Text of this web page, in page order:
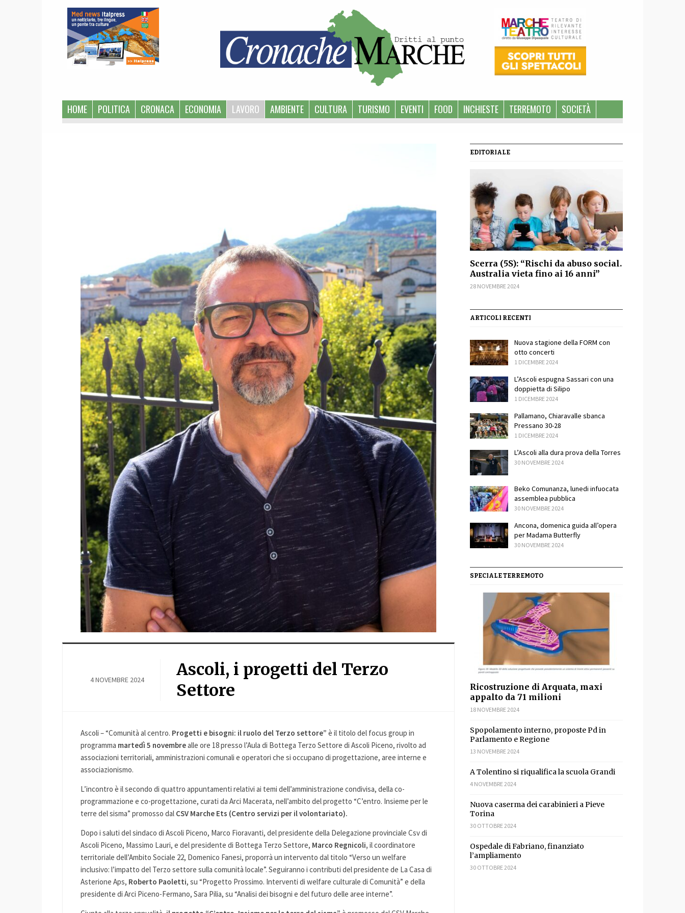
HOME POLITICA CRONACA ECONOMIA LAVORO AMBIENTE CULTURA TURISMO EVENTI FOOD INCHIESTE TERREMOTO SOCIETÀ
4 NOVEMBRE 2024
Ascoli, i progetti del Terzo
Settore
Ascoli – “Comunità al centro. Progetti e bisogni: il ruolo del Terzo settore” è il titolo del focus group in
programma martedì 5 novembrealle ore 18 presso l’Aula di Bottega Terzo Settore di Ascoli Piceno, rivolto ad
associazioni territoriali, amministrazioni comunali e operatori che si occupano di progettazione, aree interne e
associazionismo.
L’incontro è il secondo di quattro appuntamenti relativi ai temi dell’amministrazione condivisa, della co-
programmazione e co-progettazione, curati da Arci Macerata, nell’ambito del progetto “C’entro. Insieme per le
terre del sisma” promosso dal CSV Marche Ets (Centro servizi per il volontariato).
Dopo i saluti del sindaco di Ascoli Piceno, Marco Fioravanti, del presidente della Delegazione provinciale Csv di
Ascoli Piceno, Massimo Lauri, e del presidente di Bottega Terzo Settore, Marco Regnicoli, il coordinatore
territoriale dell’Ambito Sociale 22, Domenico Fanesi, proporrà un intervento dal titolo “Verso un welfare
inclusivo: l’impatto del Terzo settore sulla comunità locale”. Seguiranno i contributi del presidente de La Casa di
Asterione Aps, Roberto Paoletti, su “Progetto Prossimo. Interventi di welfare culturale di Comunità” e della
presidente di Arci Piceno-Fermano, Sara Pilia, su “Analisi dei bisogni e del futuro delle aree interne”.
EDITORIALE
Scerra (5S): “Rischi da abuso social.
Australia vieta fino ai 16 anni”
28 NOVEMBRE 2024
ARTICOLI RECENTI
Nuova stagione della FORM con
otto concerti
1 DICEMBRE 2024
L’Ascoli espugna Sassari con una
doppietta di Silipo
1 DICEMBRE 2024
Pallamano, Chiaravalle sbanca
Pressano 30-28
1 DICEMBRE 2024
L’Ascoli alla dura prova della Torres
30 NOVEMBRE 2024
Beko Comunanza, lunedi infuocata
assemblea pubblica
30 NOVEMBRE 2024
Ancona, domenica guida all’opera
per Madama Butterfly
30 NOVEMBRE 2024
SPECIALE TERREMOTO
Ricostruzione di Arquata, maxi
appalto da 71 milioni
18 NOVEMBRE 2024
Spopolamento interno, proposte Pd in
Parlamento e Regione
13 NOVEMBRE 2024
A Tolentino si riqualifica la scuola Grandi
4 NOVEMBRE 2024
Nuova caserma dei carabinieri a Pieve
Torina
30 OTTOBRE 2024
Ospedale di Fabriano, finanziato
l’ampliamento
30 OTTOBRE 2024